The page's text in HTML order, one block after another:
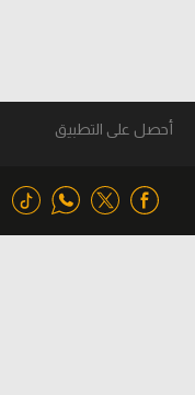
أحصل على التطبيق